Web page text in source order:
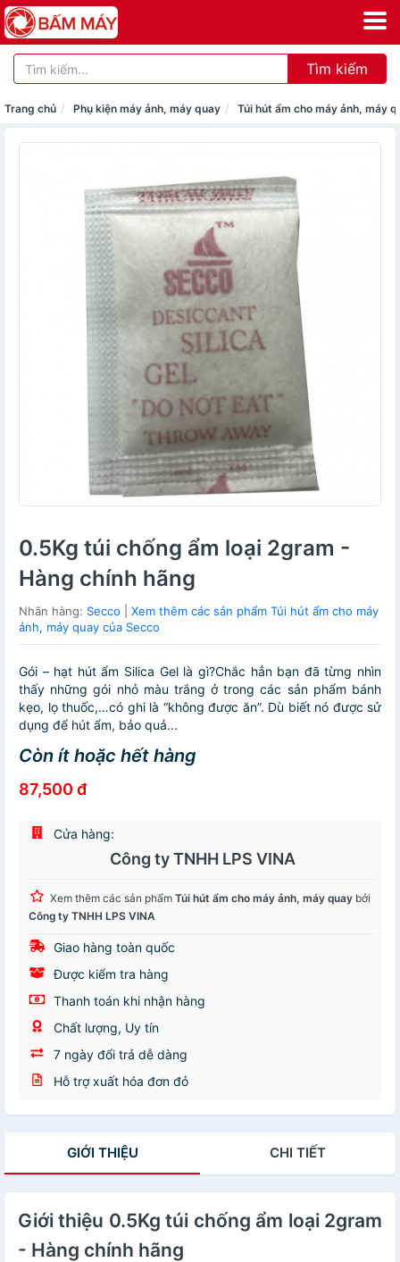
Tìm kiếm
Trang chủ Phụ kiện máy ảnh, máy quay Túi hút ẩm cho máy ảnh, máy
0.5Kg túi chống ẩm loại 2gram -
Hàng chính hãng
Nhãn hàng: Secco
Xem thêm các sản phẩm Túi hút ẩm cho máy
ảnh, máy quay của Secco
Gói – hạt hút ẩm Silica Gel là gì?Chắc hẳn bạn đã từng nhìn
thấy những gói nhỏ màu trắng ở trong các sản phẩm bánh
kẹo, lọ thuốc,…có ghi là “không được ăn”. Dù biết nó được sử
dụng để hút ẩm, bảo quả...
Còn ít hoặc hết hàng
87,500 đ
Cửa hàng:
Công ty TNHH LPS VINA
Xem thêm các sản phẩm Túi hút ẩm cho máy ảnh, máy quay bởi
Công ty TNHH LPS VINA
Giao hàng toàn quốc
Được kiểm tra hàng
Thanh toán khi nhận hàng
Chất lượng, Uy tín
7 ngày đổi trả dễ dàng
Hỗ trợ xuất hóa đơn đỏ
GIỚI THIỆU CHI TIẾT
Giới thiệu 0.5Kg túi chống ẩm loại 2gram
- Hàng chính hãng